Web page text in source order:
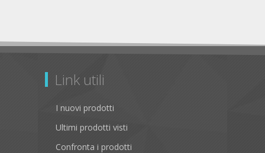
Link utili
I nuovi prodotti
Ultimi prodotti visti
Confronta i prodotti